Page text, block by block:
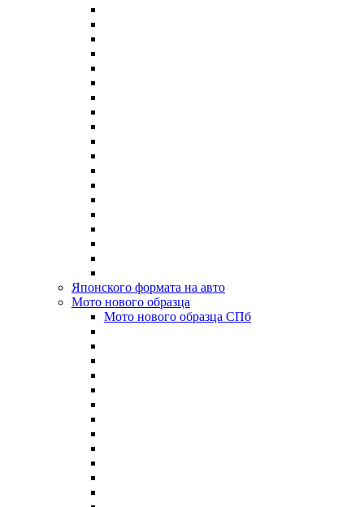
Японского формата на авто
Мото нового образца
Мото нового образца СПб